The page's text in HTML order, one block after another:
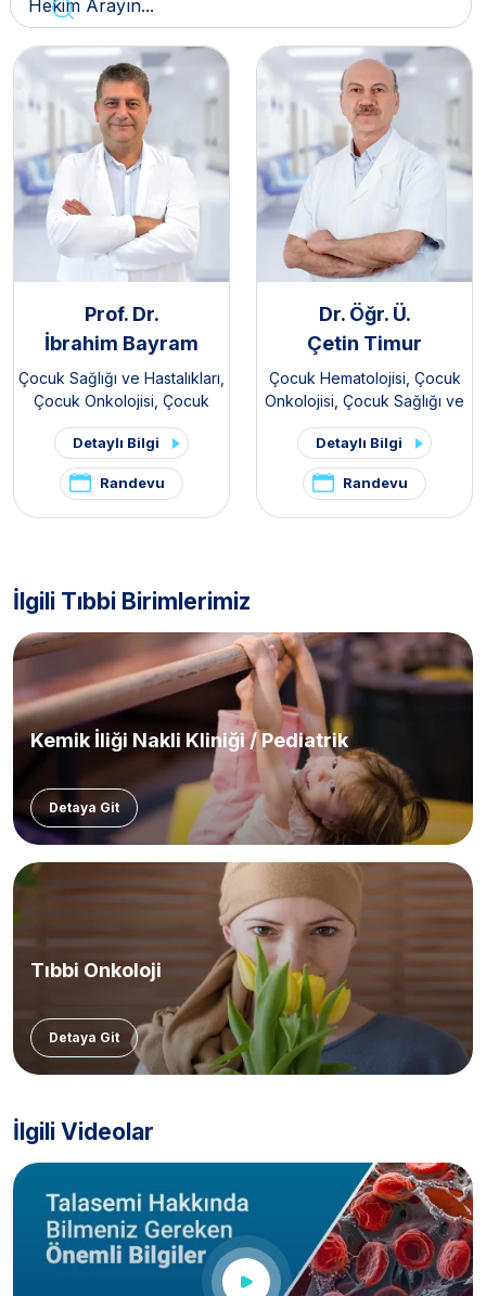
Prof. Dr.
İbrahim Bayram
Çocuk Sağlığı ve Hastalıkları
Çocuk Onkolojisi Çocuk
Hematolojisi,Kemik İliği Nakli
Kliniği / Pediatrik
Detaylı Bilgi
Randevu
Dr. Öğr. Ü.
Çetin Timur
Çocuk Hematolojisi Çocuk
Onkolojisi Çocuk Sağlığı ve
Hastalıkları,Kemik İliği Nakli
Kliniği / Pediatrik
Detaylı Bilgi
Randevu
İlgili Tıbbi Birimlerimiz
Kemik İliği Nakli Kliniği / Pediatrik
Detaya Git
Tıbbi Onkoloji
Detaya Git
İlgili Videolar